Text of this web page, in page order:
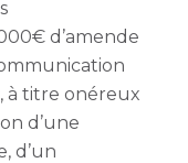
d’amende
à titre onéreux
d’une
d’un